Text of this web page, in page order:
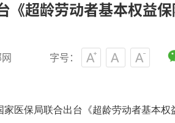
超龄劳动者基本权益保
字号：
医保局联合出台《超龄劳动者基本